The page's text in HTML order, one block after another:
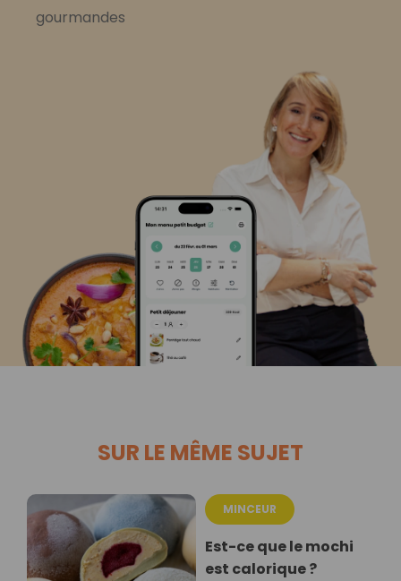
gourmandes
SUR LE MÊME SUJET
MINCEUR
Est-ce que le mochi
est calorique ?